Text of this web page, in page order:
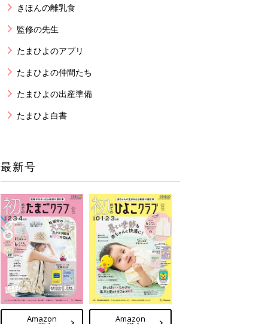
きほんの離乳食
監修の先生
たまひよのアプリ
たまひよの仲間たち
たまひよの出産準備
たまひよ白書
最新号
Amazon Amazon